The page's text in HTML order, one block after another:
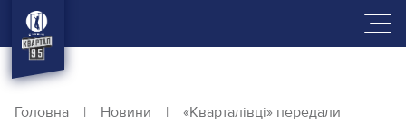
Головна | Новини |
«Кварталівці» передали